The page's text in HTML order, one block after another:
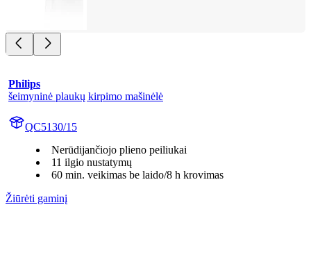
Philips
šeimyninė plaukų kirpimo mašinėlė
QC5130/15
Nerūdijančiojo plieno peiliukai
11 ilgio nustatymų
60 min. veikimas be laido/8 h krovimas
Žiūrėti gaminį